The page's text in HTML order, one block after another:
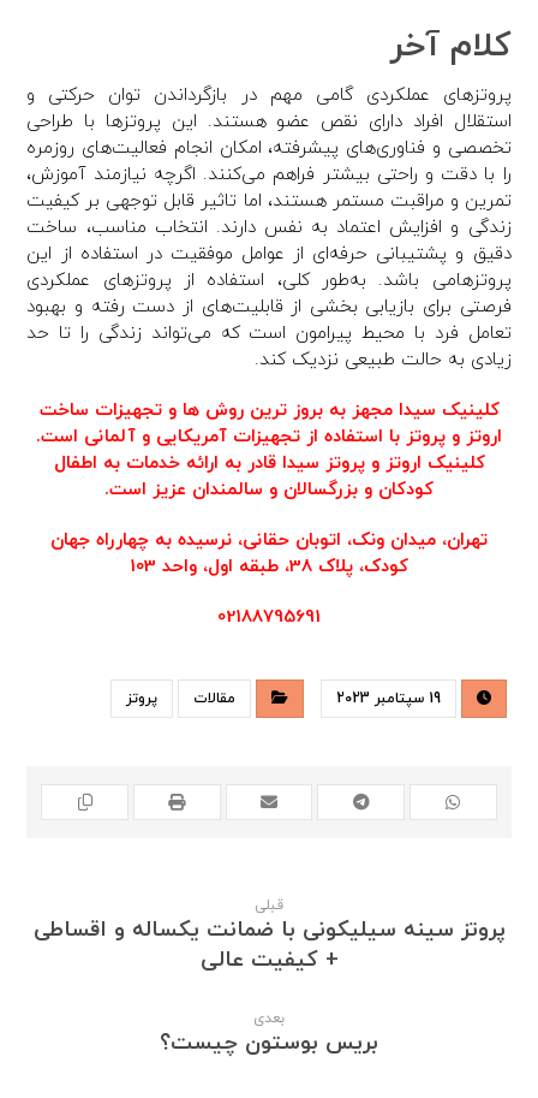
کلام آخر
پروتزهای عملکردی گامی مهم در بازگرداندن توان حرکتی و
استقلال افراد دارای نقص عضو هستند. این پروتزها با طراحی
تخصصی و فناوری‌های پیشرفته، امکان انجام فعالیت‌های روزمره
را با دقت و راحتی بیشتر فراهم می‌کنند. اگرچه نیازمند آموزش،
تمرین و مراقبت مستمر هستند، اما تاثیر قابل توجهی بر کیفیت
زندگی و افزایش اعتماد به نفس دارند. انتخاب مناسب، ساخت
دقیق و پشتیبانی حرفه‌ای از عوامل موفقیت در استفاده از این
پروتزهامی باشد. به‌طور کلی، استفاده از پروتزهای عملکردی
فرصتی برای بازیابی بخشی از قابلیت‌های از دست ‌رفته و بهبود
تعامل فرد با محیط پیرامون است که می‌تواند زندگی را تا حد
زیادی به حالت طبیعی نزدیک کند.
کلینیک سیدا مجهز به بروز ترین روش ها و تجهیزات ساخت
اروتز و پروتز با استفاده از تجهیزات آمریکایی و آلمانی است.
کلینیک اروتز و پروتز سیدا قادر به ارائه خدمات به اطفال
کودکان و بزرگسالان و سالمندان عزیز است.
تهران،‌ میدان ونک، اتوبان حقانی، نرسیده به چهارراه جهان
کودک، پلاک 38، طبقه اول، واحد 103
02188795691
19 سپتامبر 2023 مقالات پروتز
قبلی
پروتز سینه سیلیکونی با ضمانت یکساله و اقساطی
+ کیفیت عالی
بعدی
بریس بوستون چیست؟